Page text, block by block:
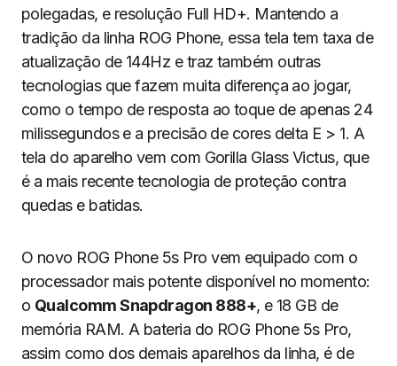
polegadas, e resolução Full HD+. Mantendo a
tradição da linha ROG Phone, essa tela tem taxa de
atualização de 144Hz e traz também outras
tecnologias que fazem muita diferença ao jogar,
como o tempo de resposta ao toque de apenas 24
milissegundos e a precisão de cores delta E > 1. A
tela do aparelho vem com Gorilla Glass Victus, que
é a mais recente tecnologia de proteção contra
quedas e batidas.
O novo ROG Phone 5s Pro vem equipado com o
processador mais potente disponível no momento:
o Qualcomm Snapdragon 888+, e 18 GB de
memória RAM. A bateria do ROG Phone 5s Pro,
assim como dos demais aparelhos da linha, é de